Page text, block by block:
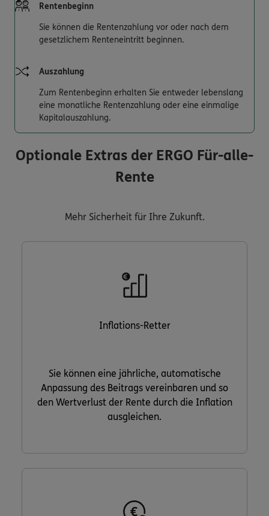
Rentenbeginn
Sie können die Rentenzahlung vor oder nach dem
gesetzlichem Renteneintritt beginnen.
Auszahlung
Zum Rentenbeginn erhalten Sie entweder lebenslang
eine monatliche Rentenzahlung oder eine einmalige
Kapitalauszahlung.
Optionale Extras der ERGO Für-alle-
Rente
Mehr Sicherheit für Ihre Zukunft.
Inflations-Retter
Sie können eine jährliche, automatische
Anpassung des Beitrags vereinbaren und so
den Wertverlust der Rente durch die Inflation
ausgleichen.